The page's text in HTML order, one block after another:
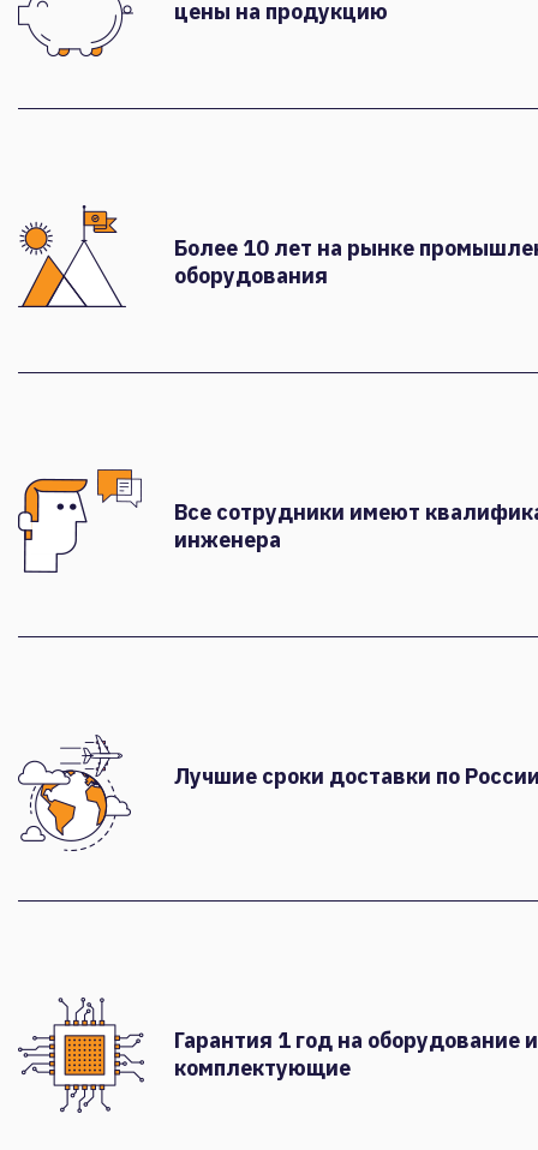
цены на продукцию
Более 10 лет на рынке
оборудования
Все сотрудники имеют
инженера
Лучшие сроки доставки по
Гарантия 1 год на оборудование и
комплектующие